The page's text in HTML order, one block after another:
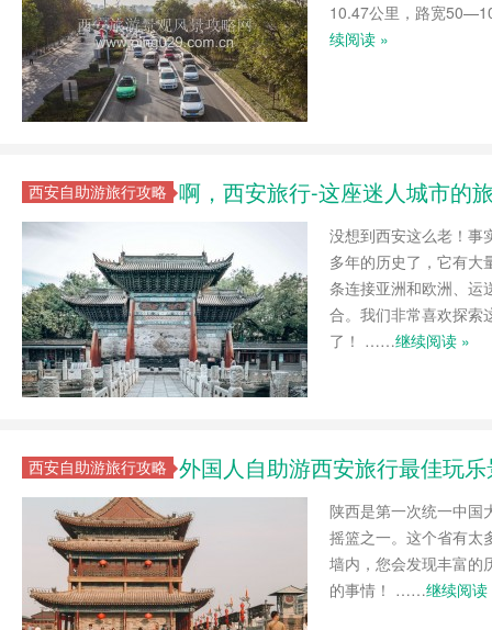
10.47公里，路宽
续阅读 »
西安自助游旅行攻略 啊，西安旅行-这座迷人城市的
没想到西安这么老！事
多年的历史了，它有大
条连接亚洲和欧洲、
合。我们非常喜欢探索
了！ ……继续阅读 »
西安自助游旅行攻略 外国人自助游西安旅行最佳玩
陕西是第一次统一中国
摇篮之一。这个省有太
墙内，您会发现丰富的
的事情！ ……继续阅读